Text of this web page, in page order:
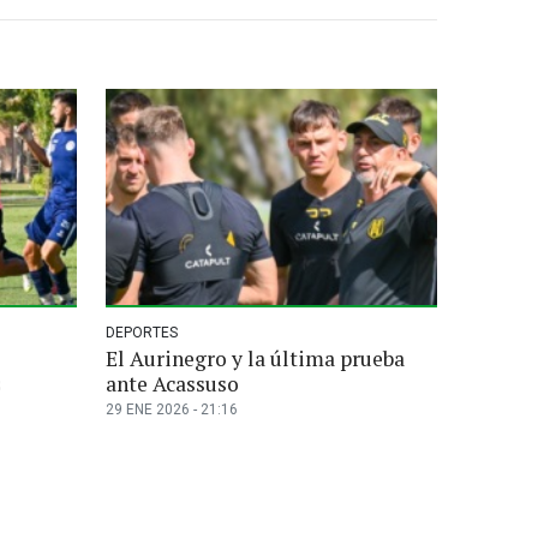
DEPORTES
El Aurinegro y la última prueba
ante Acassuso
29 ENE 2026 - 21:16